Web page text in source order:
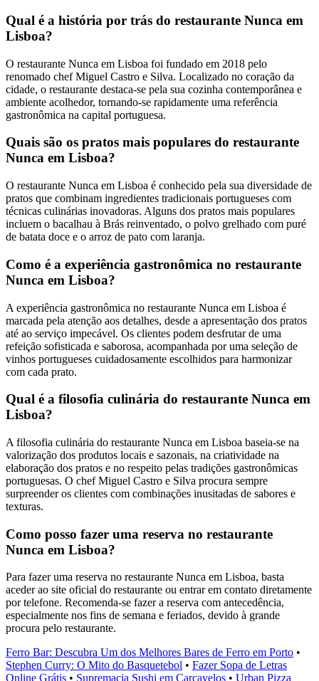
Qual é a história por trás do restaurante Nunca em
Lisboa?
O restaurante Nunca em Lisboa foi fundado em 2018 pelo
renomado chef Miguel Castro e Silva. Localizado no coração da
cidade, o restaurante destaca-se pela sua cozinha contemporânea e
ambiente acolhedor, tornando-se rapidamente uma referência
gastronômica na capital portuguesa.
Quais são os pratos mais populares do restaurante
Nunca em Lisboa?
O restaurante Nunca em Lisboa é conhecido pela sua diversidade de
pratos que combinam ingredientes tradicionais portugueses com
técnicas culinárias inovadoras. Alguns dos pratos mais populares
incluem o bacalhau à Brás reinventado, o polvo grelhado com puré
de batata doce e o arroz de pato com laranja.
Como é a experiência gastronômica no restaurante
Nunca em Lisboa?
A experiência gastronômica no restaurante Nunca em Lisboa é
marcada pela atenção aos detalhes, desde a apresentação dos pratos
até ao serviço impecável. Os clientes podem desfrutar de uma
refeição sofisticada e saborosa, acompanhada por uma seleção de
vinhos portugueses cuidadosamente escolhidos para harmonizar
com cada prato.
Qual é a filosofia culinária do restaurante Nunca em
Lisboa?
A filosofia culinária do restaurante Nunca em Lisboa baseia-se na
valorização dos produtos locais e sazonais, na criatividade na
elaboração dos pratos e no respeito pelas tradições gastronômicas
portuguesas. O chef Miguel Castro e Silva procura sempre
surpreender os clientes com combinações inusitadas de sabores e
texturas.
Como posso fazer uma reserva no restaurante
Nunca em Lisboa?
Para fazer uma reserva no restaurante Nunca em Lisboa, basta
aceder ao site oficial do restaurante ou entrar em contato diretamente
por telefone. Recomenda-se fazer a reserva com antecedência,
especialmente nos fins de semana e feriados, devido à grande
procura pelo restaurante.
Ferro Bar: Descubra Um dos Melhores Bares de Ferro em Porto •
Stephen Curry: O Mito do Basquetebol • Fazer Sopa de Letras
Online Grátis • Supremacia Sushi em Carcavelos • Urban Pizza